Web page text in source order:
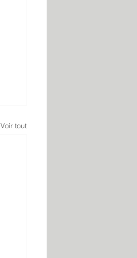
Voir tout